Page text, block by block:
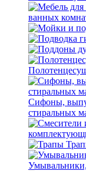
ванных
Сифоны,
стиральных